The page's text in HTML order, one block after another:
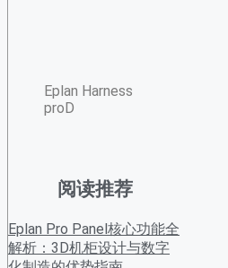
Eplan Harness
proD
阅读推荐
Eplan Pro Panel核心功能全
解析：3D机柜设计与数字